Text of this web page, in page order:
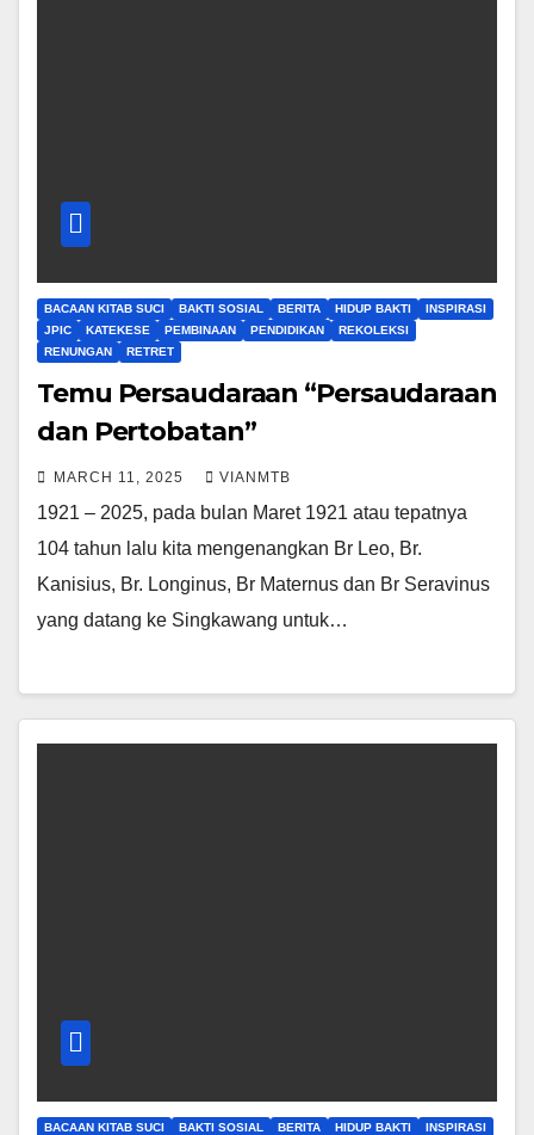
BACAAN KITAB SUCI BAKTI SOSIAL BERITA HIDUP BAKTI
INSPIRASI
JPIC
KATEKESE PEMBINAAN PENDIDIKAN
REKOLEKSI
RENUNGAN
RETRET
Temu Persaudaraan “Persaudaraan
dan Pertobatan”
MARCH 11, 2025 VIANMTB
1921 – 2025, pada bulan Maret 1921 atau tepatnya
104 tahun lalu kita mengenangkan Br Leo, Br.
Kanisius, Br. Longinus, Br Maternus dan Br Seravinus
yang datang ke Singkawang untuk…
BACAAN KITAB SUCI BAKTI SOSIAL BERITA HIDUP BAKTI
INSPIRASI